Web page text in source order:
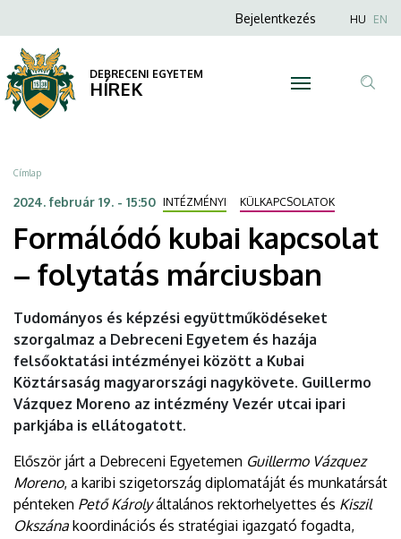
kubai
kapcsolat
folytatás
márciusban
DEBRECENI
EGYETEM
a
tartalomra
Anonim
menüje
Bejelentkezés HU EN
DEBRECENI EGYETEM
HÍREK
Morzsa
Címlap
2024. február 19. - 15:50 INTÉZMÉNYI KÜLKAPCSOLATOK
Formálódó kubai kapcsolat
– folytatás márciusban
Tudományos és képzési együttműködéseket
szorgalmaz a Debreceni Egyetem és hazája
felsőoktatási intézményei között a Kubai
Köztársaság magyarországi nagykövete. Guillermo
Vázquez Moreno az intézmény Vezér utcai ipari
parkjába is ellátogatott.
Először járt a Debreceni Egyetemen Guillermo Vázquez
Moreno, a karibi szigetország diplomatáját és munkatársát
pénteken Pető Károlyáltalános rektorhelyettes és Kiszil
Okszána koordinációs és stratégiai igazgató fogadta,